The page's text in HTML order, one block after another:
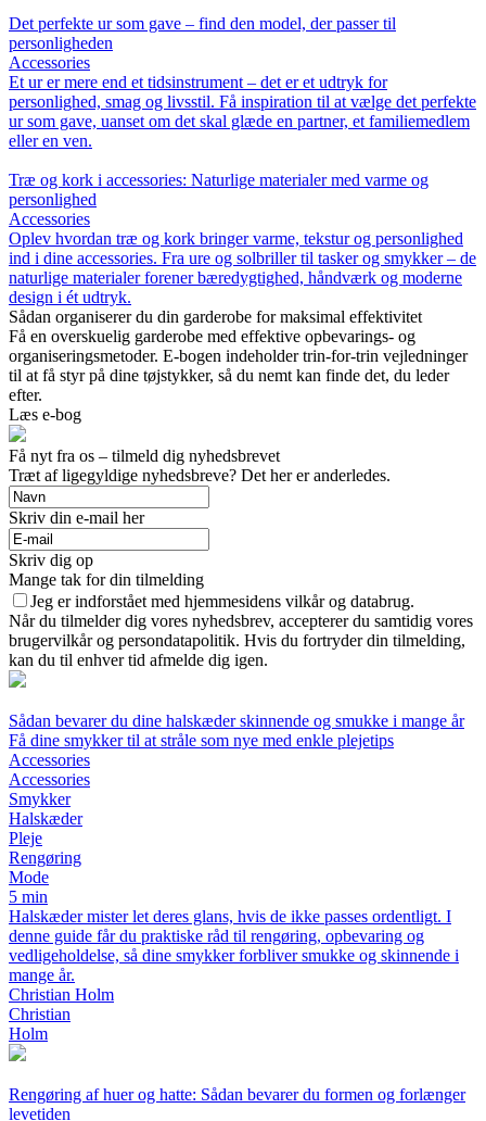
Det perfekte ur som gave – find den model, der passer til
personligheden
Accessories
Et ur er mere end et tidsinstrument – det er et udtryk for
personlighed, smag og livsstil. Få inspiration til at vælge det perfekte
ur som gave, uanset om det skal glæde en partner, et familiemedlem
eller en ven.
Træ og kork i accessories: Naturlige materialer med varme og
personlighed
Accessories
Oplev hvordan træ og kork bringer varme, tekstur og personlighed
ind i dine accessories. Fra ure og solbriller til tasker og smykker – de
naturlige materialer forener bæredygtighed, håndværk og moderne
design i ét udtryk.
Sådan organiserer du din garderobe for maksimal effektivitet
Få en overskuelig garderobe med effektive opbevarings- og
organiseringsmetoder. E-bogen indeholder trin-for-trin vejledninger
til at få styr på dine tøjstykker, så du nemt kan finde det, du leder
efter.
Læs e-bog
Få nyt fra os – tilmeld dig nyhedsbrevet
Træt af ligegyldige nyhedsbreve? Det her er anderledes.
Skriv din e-mail her
Skriv dig op
Mange tak for din tilmelding
Jeg er indforstået med hjemmesidens vilkår og databrug.
Når du tilmelder dig vores nyhedsbrev, accepterer du samtidig vores
brugervilkår og persondatapolitik. Hvis du fortryder din tilmelding,
kan du til enhver tid afmelde dig igen.
Sådan bevarer du dine halskæder skinnende og smukke i mange år
Få dine smykker til at stråle som nye med enkle plejetips
Accessories
Accessories
Smykker
Halskæder
Pleje
Rengøring
Mode
5 min
Halskæder mister let deres glans, hvis de ikke passes ordentligt. I
denne guide får du praktiske råd til rengøring, opbevaring og
vedligeholdelse, så dine smykker forbliver smukke og skinnende i
mange år.
Christian Holm
Christian
Holm
Rengøring af huer og hatte: Sådan bevarer du formen og forlænger
levetiden